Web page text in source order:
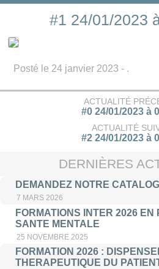
#1 24/01/2023
Posté le 24 janvier 2023 - .
ACTUALITÉ
#0 24/01/2023 à
ACTUALITÉ
#2 24/01/2023 à
DERNIÈRES
DEMANDEZ NOTRE
7 MARS 2026
FORMATIONS INTER 2026 EN
SANTE MENTALE
25 NOVEMBRE 2025
FORMATION 2026 :
THERAPEUTIQUE DU